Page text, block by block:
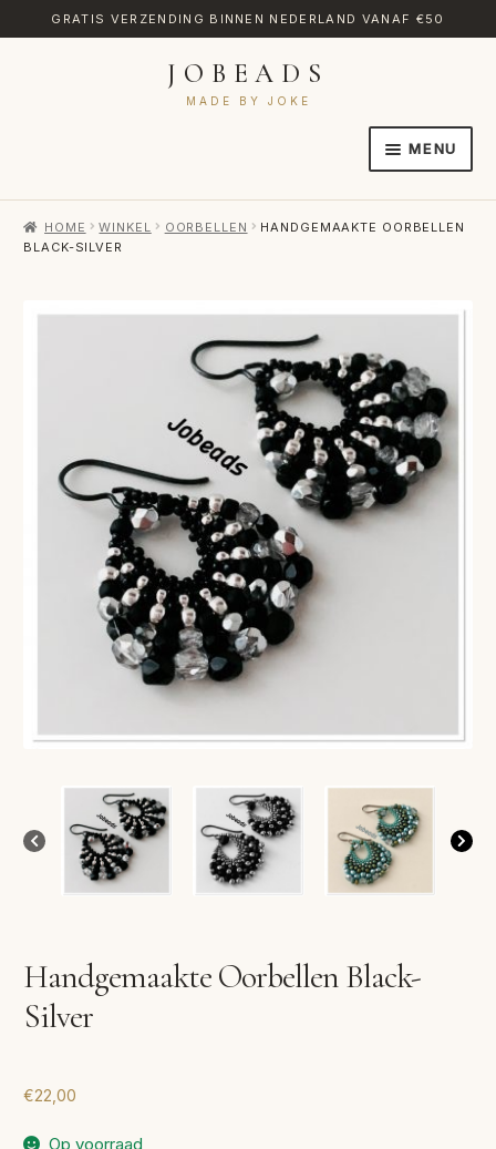
GRATIS VERZENDING BINNEN NEDERLAND VANAF €50
JOBEADS
MADE BY JOKE
MENU
AFREKENEN
TRANSLATE
VERLANGLIJST
VERZENDKOSTEN
VOLG BESTELLING
HOME WINKEL OORBELLEN
HANDGEMAAKTE OORBELLEN
BLACK-SILVER
Handgemaakte Oorbellen Black-
Silver
€22,00
Op voorraad